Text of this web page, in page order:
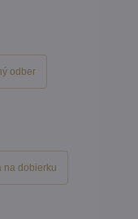
odber
na dobierku